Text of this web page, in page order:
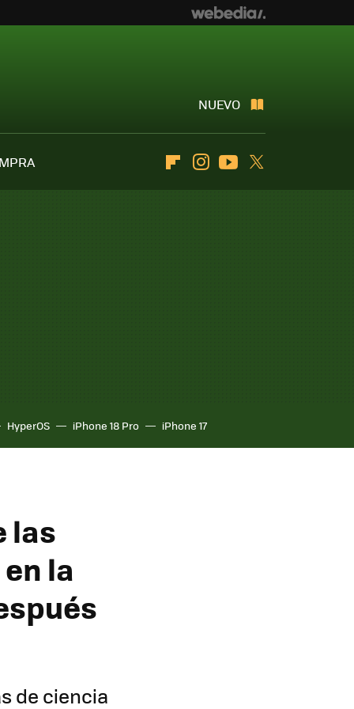
NUEVO
FlipboardInstagramYoutube
HyperOS iPhone 18 Pro iPhone 17
las
la
de ciencia